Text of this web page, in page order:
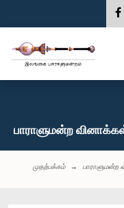
பாராளுமன்ற
முதற்பக்கம் பாராளுமன்ற